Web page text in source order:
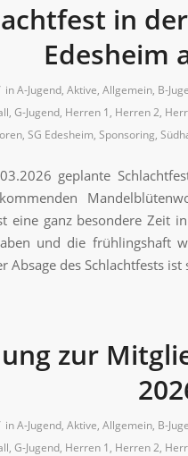
in
Edesheim
inA-Jugend, Aktive, Allgemein, B-
, G-Jugend, Herren 1 , Herren 2,
, SG Edesheim, Sponsoring,
geplante
eine ganz besondere Zeit
und die frühlingshaft
Absage des Schlachtfests
zur
inA-Jugend, Aktive, Allgemein, B-
, G-Jugend, Herren 1 , Herren 2,